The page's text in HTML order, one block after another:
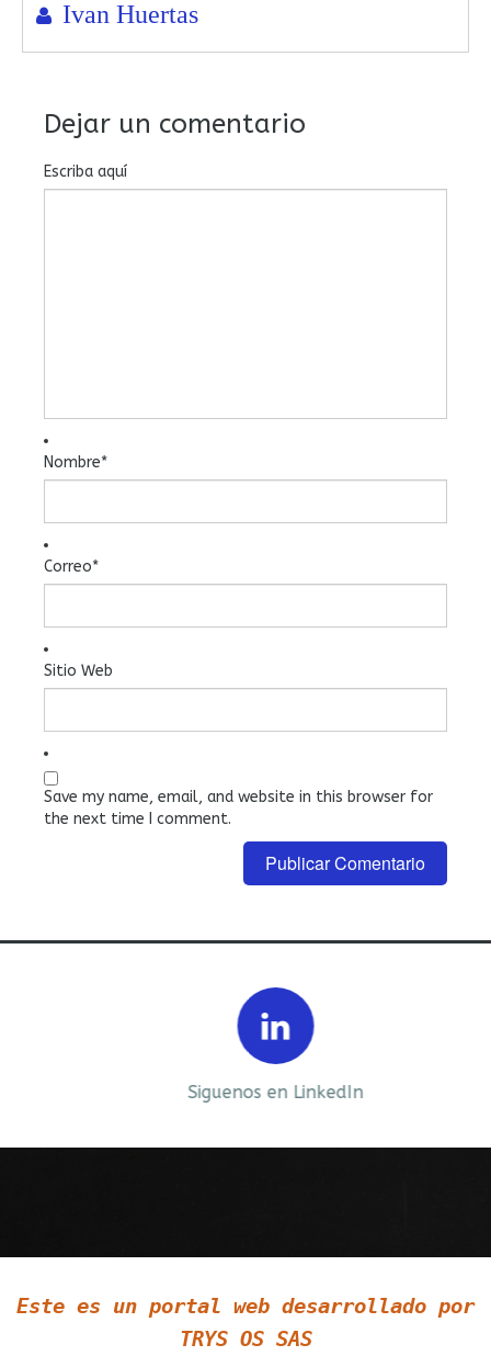
Ivan Huertas
Dejar un comentario
Escriba aquí
Nombre*
Correo*
Sitio Web
Save my name, email, and website in this browser for
the next time I comment.
Siguenos en LinkedIn
Este es un portal web desarrollado por
TRYS OS SAS